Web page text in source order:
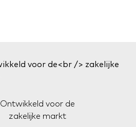
Ontwikkeld voor de
zakelijke markt